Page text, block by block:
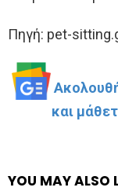
Πηγή: pet-
και
YOU MAY ALSO